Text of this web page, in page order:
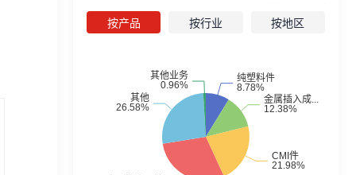
品的研发、设计、生产制造和销售。公司主
要产品有CMI件、SL件、IM件及绕线载体、
统以及电子门窗系统等产品。公司获得“高新
技术企业”、“江苏省民营科技企业”等荣誉资
按产品 按行业 按地区